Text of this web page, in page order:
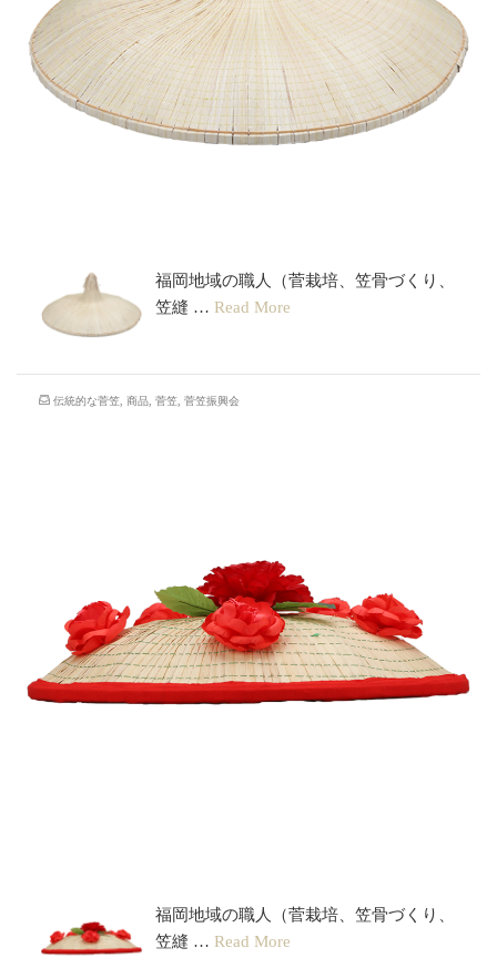
福岡地域の職人（菅栽培、笠骨づくり、
笠縫 … Read More
伝統的な菅笠, 商品, 菅笠, 菅笠振興会
福岡地域の職人（菅栽培、笠骨づくり、
笠縫 … Read More